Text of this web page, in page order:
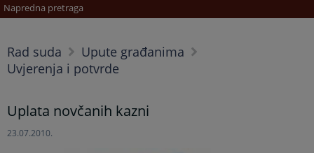
Napredna pretraga
Rad suda
Upute građanima
Uvjerenja i potvrde
Uplata novčanih kazni
23.07.2010.